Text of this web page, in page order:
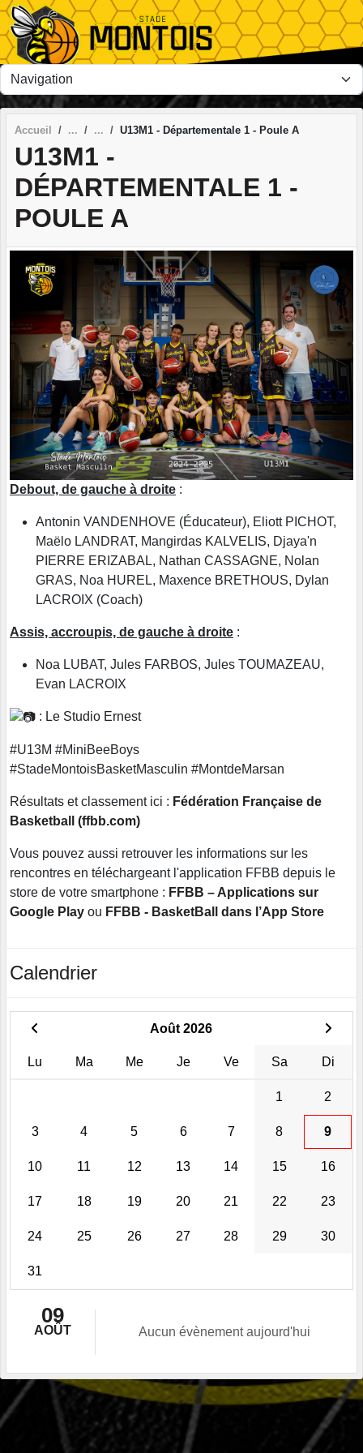
Accueil U13M1 - Départementale 1 - Poule A
U13M1 -
DÉPARTEMENTALE 1 -
POULE A
Debout, de gauche à droite :
Antonin VANDENHOVE (Éducateur), Eliott PICHOT,
Maëlo LANDRAT, Mangirdas KALVELIS, Djaya'n
PIERRE ERIZABAL, Nathan CASSAGNE, Nolan
GRAS, Noa HUREL, Maxence BRETHOUS, Dylan
LACROIX (Coach)
Assis, accroupis, de gauche à droite :
Noa LUBAT, Jules FARBOS, Jules TOUMAZEAU,
Evan LACROIX
: Le Studio Ernest
#U13M #MiniBeeBoys
#StadeMontoisBasketMasculin #MontdeMarsan
Résultats et classement ici : Fédération Française de
Basketball (ffbb.com)
Vous pouvez aussi retrouver les informations sur les
rencontres en téléchargeant l'application FFBB depuis le
store de votre smartphone : FFBB – Applications sur
Google Play ou FFBB - BasketBall dans l’App Store
Calendrier
Août 2026
Lu Ma Me Je Ve Sa Di
1 2
3 4 5 6 7 8 9
10 11 12 13 14 15 16
17 18 19 20 21 22 23
24 25 26 27 28 29 30
31
09
AOÛT Aucun évènement aujourd'hui
Panneau de gestion des cookies